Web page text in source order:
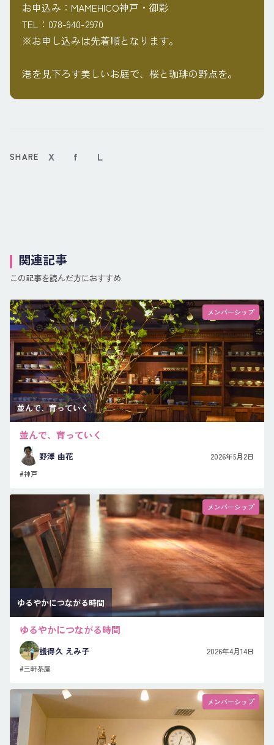
お申込み：MAMEHICO神戸・御影
TEL：078-940-2970
※お申し込みは先着順となります。
港を見下ろす美しいお庭で、桜と珈琲の野点を。
SHARE X f L
関連記事
この記事を読んだ方におすすめ
メンバーシップ
並んで、育っていく
並んで、育っていく
野澤 由花 2026年5月2日
#神戸
メンバーシップ
ゆるやかにつながる時間
ゆるやかにつながる時間
護得久 えみ子 2026年4月14日
#三軒茶屋
メンバーシップ